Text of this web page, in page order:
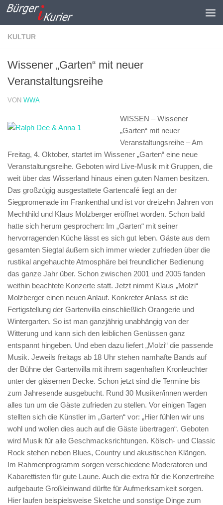
Zum Inhalt springen
KULTUR
Wissener „Garten“ mit neuer
Veranstaltungsreihe
VON WWA
WISSEN – Wissener
„Garten“ mit neuer
Veranstaltungsreihe –Am
Freitag, 4. Oktober, startet im Wissener „Garten“ eine neue
Veranstaltungsreihe. Geboten wird Live-Musik mit Gruppen, die
weit über das Wisserland hinaus einen guten Namen besitzen.
Das großzügig ausgestattete Gartencafé liegt an der
Siegpromenade im Frankenthal und ist vor dreizehn Jahren von
Mechthild und Klaus Molzberger eröffnet worden. Schon bald
hatte sich herum gesprochen: Im „Garten“ mit seiner
hervorragenden Küche lässt es sich gut leben. Gäste aus dem
gesamten Siegtal äußern sich immer wieder zufrieden über die
rustikal angehauchte Atmosphäre bei freundlicher Bedienung
das ganze Jahr über. Schon zwischen 2001 und 2005 fanden
weithin beachtete Konzerte statt. Jetzt nimmt Klaus „Molzi“
Molzberger einen neuen Anlauf. Konkreter Anlass ist die
Fertigstellung der Gartenvilla einschließlich Orangerie und
Wintergarten. So ist man ganzjährig unabhängig von der
Witterung und kann sich den leiblichen Genüssen ganz
entspannt hingeben. Und eben dazu liefert „Molzi“ die passende
Musik. Jeweils freitags ab 18 Uhr stehen namhafte Bands auf
der Bühne der Gartenvilla mit ihrem sagenhaften Kronleuchter
unter der gläsernen Decke. Schon jetzt sind die Termine bis
zum Jahresende ausgebucht. Rund 30 Musiker/innen werden
alles tun um die Gäste zufrieden zu stellen. Vor einigen Tagen
stellten sich die Künstler im „Garten“ vor: „Hier fühlen wir uns
wohl und wollen dies auch auf die Gäste übertragen“. Geboten
wird Musik für alle Geschmacksrichtungen. Kölsch- und Classic
Rock stehen neben Blues, Country und akustischen Klängen.
Im Rahmenprogramm sorgen verschiedene Moderatoren und
Kabarettisten für gute Laune. Auch die extra für die Konzertreihe
aufgebaute Großleinwand dürfte für Aufmerksamkeit sorgen.
Hier laufen beispielsweise Sketche und sonstige Dinge zum